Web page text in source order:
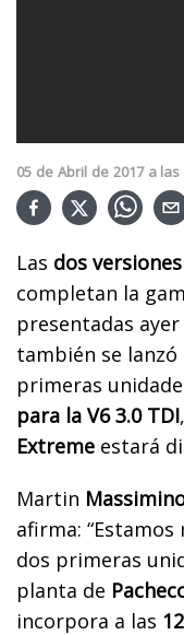
05 de Abril de 2017 a las
Las dos versiones
completan la
presentadas
también se lanzó
primeras
para la V6 3.0 TDI
Extreme estará
Martin
afirma:
dos primeras
planta de
incorpora a las